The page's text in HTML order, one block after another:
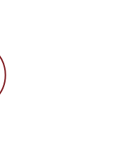
e della prevenzione
2026
Sport Chimera ricorre al
2026